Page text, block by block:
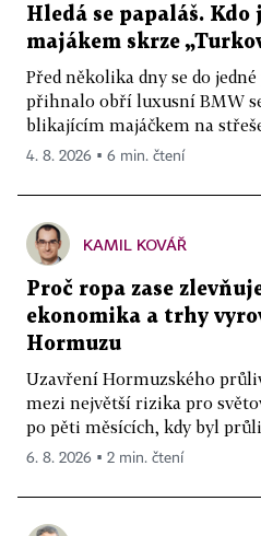
Hledá se papaláš. Kdo
majákem skrze
Před několika dny se do
přihnalo obří luxusní BMW
blikajícím majáčkem na
4. 8. 2026 ▪ 6 min. čtení
KAMIL KOVÁŘ
Proč ropa zase
ekonomika a trhy
Hormuzu
Uzavření Hormuzského
mezi největší rizika pro
po pěti měsících, kdy byl
6. 8. 2026 ▪ 2 min. čtení